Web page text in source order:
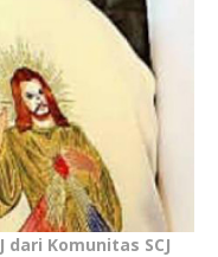
dari Komunitas SCJ